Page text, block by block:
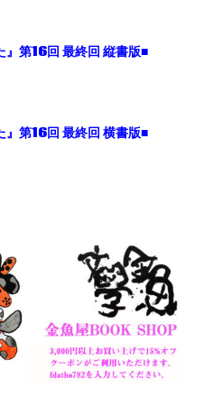
』第16回 最終回 縦書版■
』第16回 最終回 横書版■